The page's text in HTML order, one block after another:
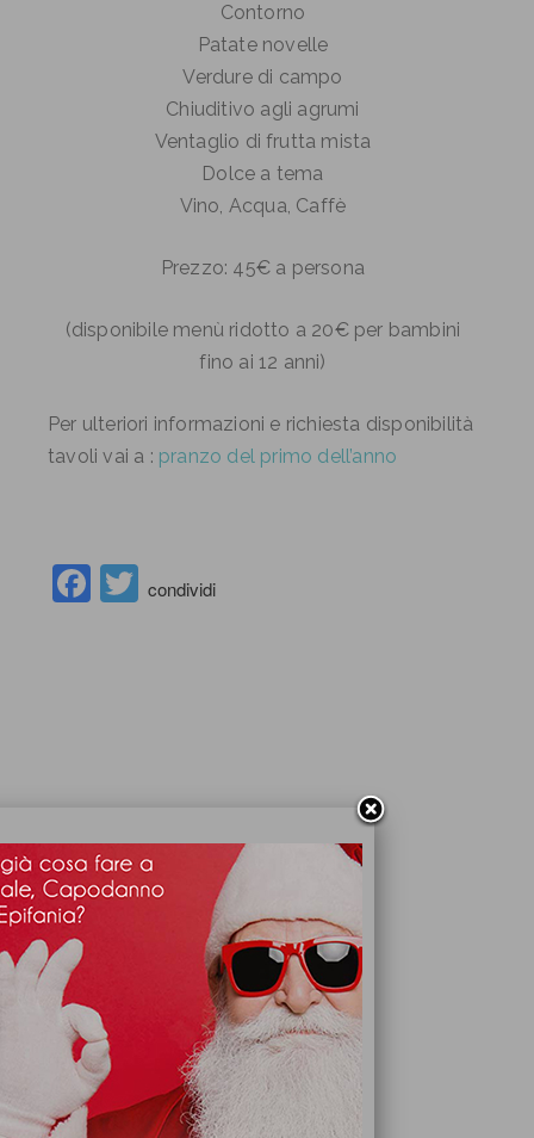
Contorno
Patate novelle
Verdure di campo
Chiuditivo agli agrumi
Ventaglio di frutta mista
Dolce a tema
Vino, Acqua, Caffè
Prezzo: 45€ a persona
(disponibile menù ridotto a 20€ per bambini
fino ai 12 anni)
Per ulteriori informazioni e richiesta disponibilità
tavoli vai a : pranzo del primo dell’anno
FacebookTwitter
condividi